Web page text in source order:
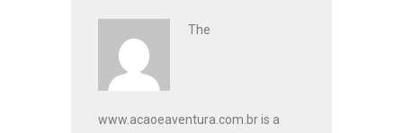
The
www.acaoeaventura.com.br is a